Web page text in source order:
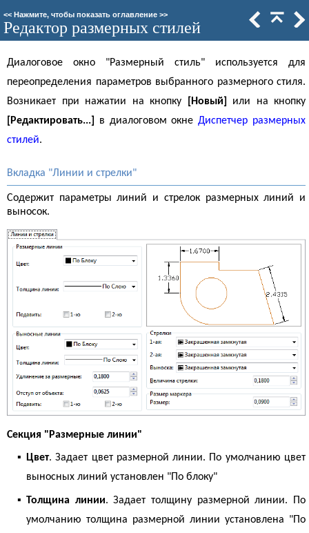
<< Нажмите, чтобы показать оглавление >>
Редактор размерных стилей
Диалоговое окно "Размерный стиль" используется для
переопределения параметров выбранного размерного стиля.
Возникает при нажатии на кнопку
[Новый]
или на кнопку
[Редактировать...] в диалоговом окнеДиспетчер размерных
стилей.
Вкладка "Линии и стрелки"
Содержит параметры линий и стрелок размерных линий и
выносок.
Секция "Размерные линии"
▪ Цвет. Задает цвет размерной линии. По умолчанию цвет
выносных линий установлен "По блоку"
▪ Толщина линии. Задает толщину размерной линии. По
умолчанию толщина размерной линии установлена "По